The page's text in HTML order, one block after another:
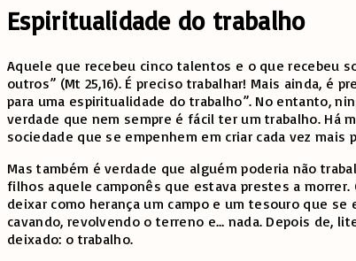
Espiritualidade do trabalho
Aquele que recebeu cinco talentos e o que recebeu
outros” (Mt 25,16). É preciso trabalhar! Mais ainda, é
para uma espiritualidade do trabalho”. No entanto,
verdade que nem sempre é fácil ter um trabalho. Há
sociedade que se empenhem em criar cada vez mais
Mas também é verdade que alguém poderia não
filhos aquele camponês que estava prestes a
deixar como herança um campo e um tesouro que
cavando, revolvendo o terreno e… nada. Depois de,
deixado: o trabalho.